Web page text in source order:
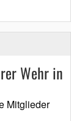
Wehr in
Mitglieder